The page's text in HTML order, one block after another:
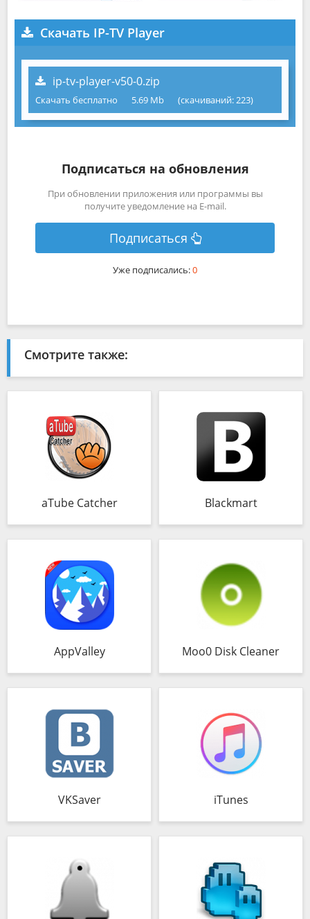
Скачать IP-TV Player
ip-tv-player-v50-0.zip
Скачать бесплатно 5.69 Mb (cкачиваний: 223)
Подписаться на обновления
При обновлении приложения или программы вы
получите уведомление на E-mail.
Подписаться
Уже подписались:0
Смотрите также:
aTube Catcher Blackmart
AppValley Moo0 Disk Cleaner
VKSaver iTunes